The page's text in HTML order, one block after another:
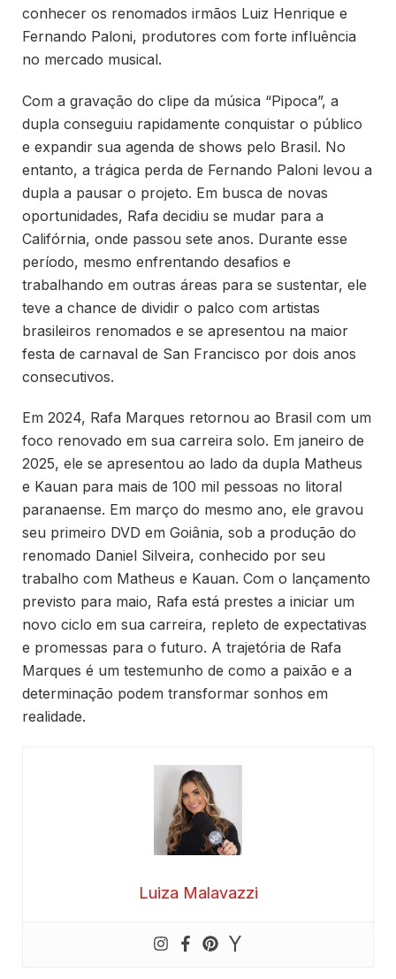
conhecer os renomados irmãos Luiz Henrique e
Fernando Paloni, produtores com forte influência
no mercado musical.
Com a gravação do clipe da música “Pipoca”, a
dupla conseguiu rapidamente conquistar o público
e expandir sua agenda de shows pelo Brasil. No
entanto, a trágica perda de Fernando Paloni levou a
dupla a pausar o projeto. Em busca de novas
oportunidades, Rafa decidiu se mudar para a
Califórnia, onde passou sete anos. Durante esse
período, mesmo enfrentando desafios e
trabalhando em outras áreas para se sustentar, ele
teve a chance de dividir o palco com artistas
brasileiros renomados e se apresentou na maior
festa de carnaval de San Francisco por dois anos
consecutivos.
Em 2024, Rafa Marques retornou ao Brasil com um
foco renovado em sua carreira solo. Em janeiro de
2025, ele se apresentou ao lado da dupla Matheus
e Kauan para mais de 100 mil pessoas no litoral
paranaense. Em março do mesmo ano, ele gravou
seu primeiro DVD em Goiânia, sob a produção do
renomado Daniel Silveira, conhecido por seu
trabalho com Matheus e Kauan. Com o lançamento
previsto para maio, Rafa está prestes a iniciar um
novo ciclo em sua carreira, repleto de expectativas
e promessas para o futuro. A trajetória de Rafa
Marques é um testemunho de como a paixão e a
determinação podem transformar sonhos em
realidade.
Luiza Malavazzi